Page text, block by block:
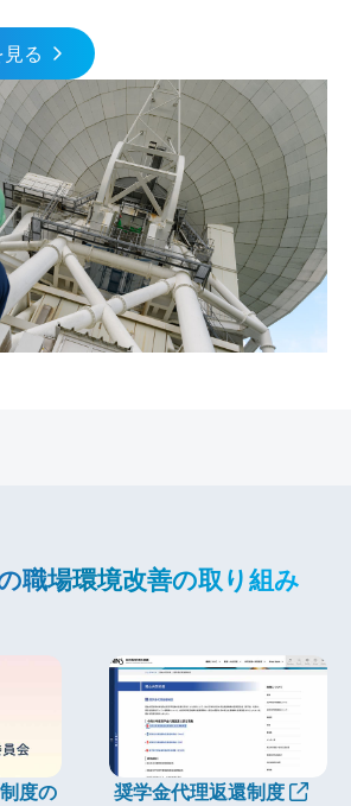
る
職場環境改善の取り組み
度の
奨学金代理返還制度